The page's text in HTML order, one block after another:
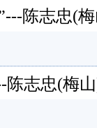
陈志忠(
志忠(梅